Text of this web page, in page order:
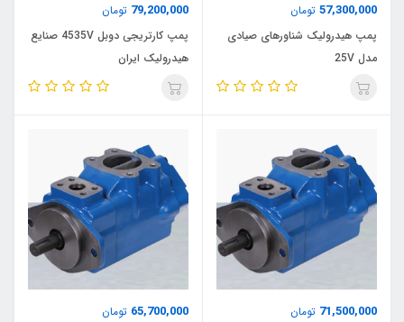
57,300,000 تومان
پمپ هیدرولیک شناورهای صیادی
مدل 25V
79,200,000 تومان
پمپ کارتریجی دوبل 4535V صنایع
هیدرولیک ایران
71,500,000 تومان
65,700,000 تومان